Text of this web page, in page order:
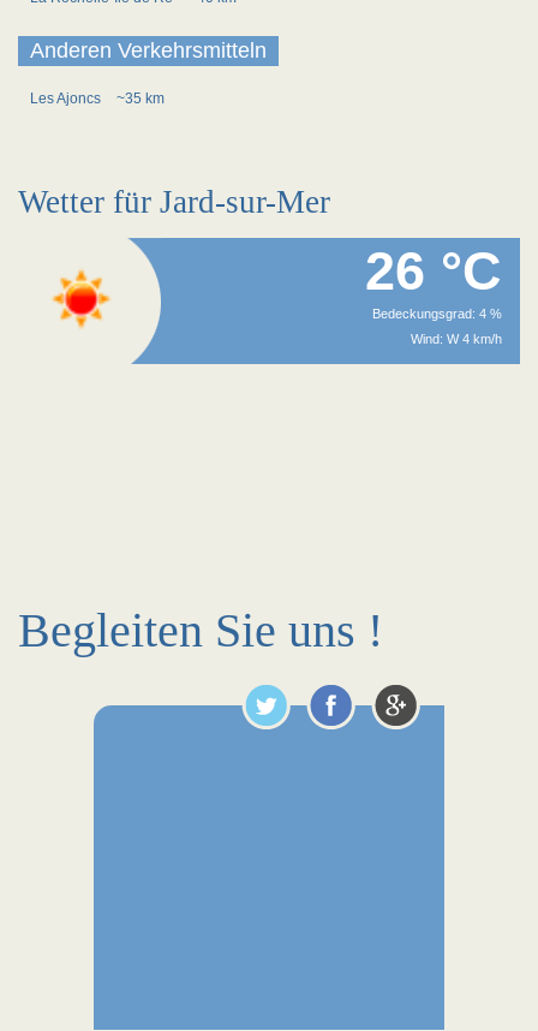
Anderen Verkehrsmitteln
Les Ajoncs ~35 km
Wetter für Jard-sur-Mer
26 °C
Bedeckungsgrad: 4 %
Wind: W 4 km/h
Begleiten Sie uns !